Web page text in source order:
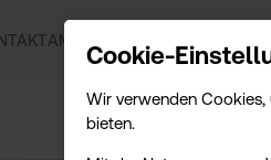
AMTLICHE LEISTUNGEN
Cookie-
Wir verwenden
bieten.